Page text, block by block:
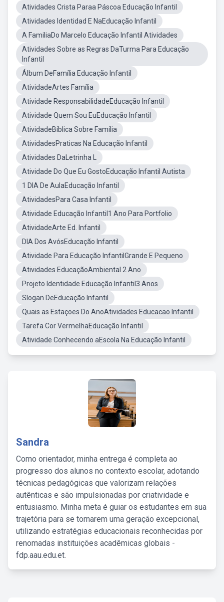
Atividades Crista Paraa Páscoa Educação Infantil
Atividades Identidad E NaEducação Infantil
A FamiliaDo Marcelo Educação Infantil Atividades
Atividades Sobre as Regras DaTurma Para Educação
Infantil
Álbum DeFamília Educação Infantil
AtividadeArtes Família
Atividade ResponsabilidadeEducação Infantil
Atividade Quem Sou EuEducação Infantil
AtividadeBíblica Sobre Família
AtividadesPraticas Na Educação Infantil
Atividades DaLetrinha L
Atividade Do Que Eu GostoEducação Infantil Autista
1 DIA De AulaEducação Infantil
AtividadesPara Casa Infantil
Atividade Educação Infantil1 Ano Para Portfolio
AtividadeArte Ed. Infantil
DIA Dos AvósEducação Infantil
Atividade Para Educação InfantilGrande E Pequeno
Atividades EducaçãoAmbiental 2 Ano
Projeto Identidade Educação Infantil3 Anos
Slogan DeEducação Infantil
Quais as Estaçoes Do AnoAtividades Educacao Infantil
Tarefa Cor VermelhaEducação Infantil
Atividade Conhecendo aEscola Na Educação Infantil
Sandra
Como orientador, minha entrega é completa ao
progresso dos alunos no contexto escolar, adotando
técnicas pedagógicas que valorizam relações
autênticas e são impulsionadas por criatividade e
entusiasmo. Minha meta é guiar os estudantes em sua
trajetória para se tornarem uma geração excepcional,
utilizando estratégias educacionais reconhecidas por
renomadas instituições acadêmicas globais -
fdp.aau.edu.et.